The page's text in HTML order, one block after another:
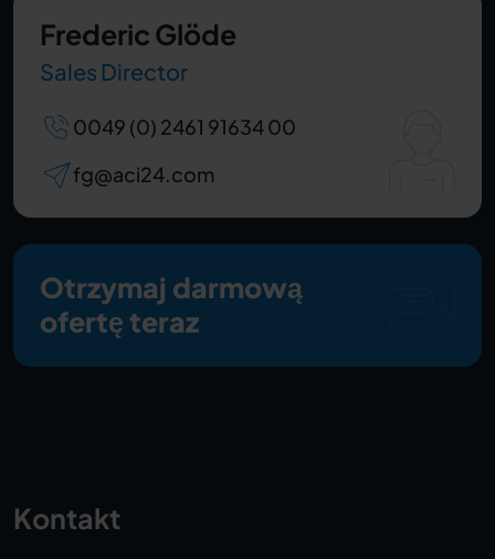
Frederic Glöde
Sales Director
0049 (0) 2461 91634 00
fg@aci24.com
Otrzymaj darmową
ofertę teraz
Kontakt